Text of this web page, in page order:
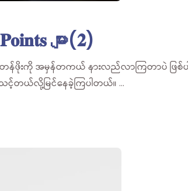
များ(𝟐)
န်ဖိုးကို အမှန်တကယ် နားလည်လာကြတာပဲ ဖြစ်
င့်တယ်လို့မြင်နေခဲ့ကြပါတယ်။